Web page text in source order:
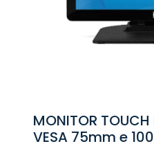
MONITOR TOUCH
VESA 75mm e